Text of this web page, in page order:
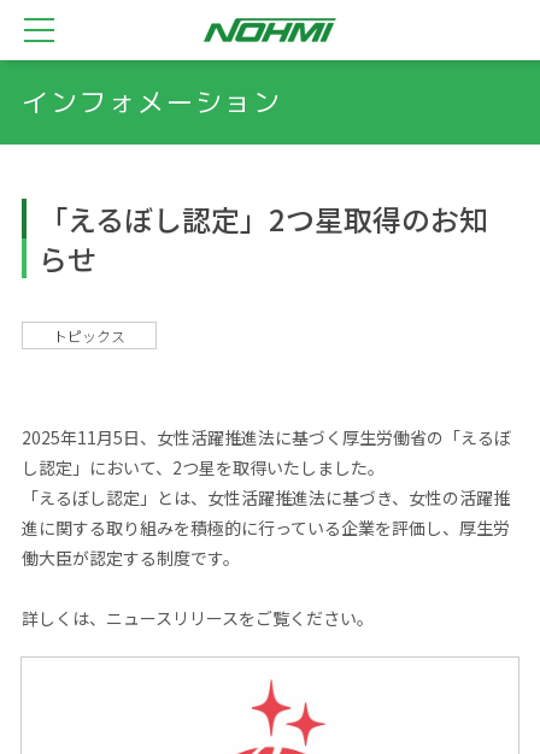
インフォメーション
「えるぼし認定」2つ星取得のお知
らせ
トピックス
2025年11月5日、女性活躍推進法に基づく厚生労働省の「えるぼ
し認定」において、2つ星を取得いたしました。
「えるぼし認定」とは、女性活躍推進法に基づき、女性の活躍推
進に関する取り組みを積極的に行っている企業を評価し、厚生労
働大臣が認定する制度です。
詳しくは、ニュースリリースをご覧ください。